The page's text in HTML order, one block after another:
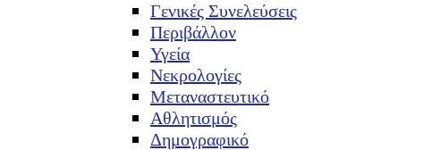
Γενικές Συνελεύσεις
Περιβάλλον
Υγεία
Νεκρολογίες
Μεταναστευτικό
Αθλητισμός
Δημογραφικό